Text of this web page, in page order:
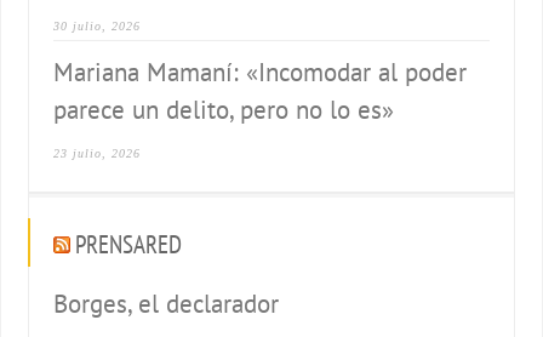
30 julio, 2026
Mariana Mamaní: «Incomodar al poder
parece un delito, pero no lo es»
23 julio, 2026
PRENSARED
Borges, el declarador